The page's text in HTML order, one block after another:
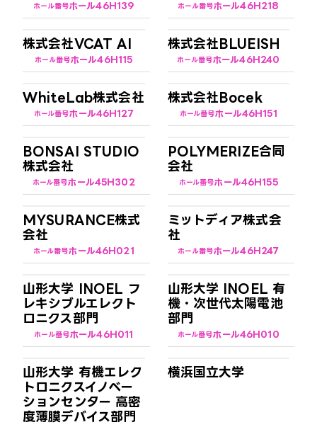
ホール番号ホール46H139 ホール番号ホール46H218
株式会社VCAT AI
ホール番号ホール46H115
株式会社BLUEISH
ホール番号ホール46H240
WhiteLab株式会社
ホール番号ホール46H127
株式会社Bocek
ホール番号ホール46H151
BONSAI STUDIO
株式会社
ホール番号ホール45H302
POLYMERIZE合同
会社
ホール番号ホール46H155
MYSURANCE株式
会社
ホール番号ホール46H021
ミットディア株式会
社
ホール番号ホール46H247
山形大学 INOEL フ
レキシブルエレクト
ロニクス部門
ホール番号ホール46H011
山形大学 INOEL 有
機・次世代太陽電池
部門
ホール番号ホール46H010
山形大学 有機エレク
トロニクスイノベー
ションセンター 高密
度薄膜デバイス部門
横浜国立大学